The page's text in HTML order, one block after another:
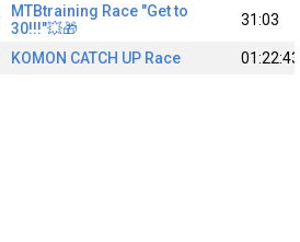
MTBtraining Race "Get to
30!!!"💥🎁
31:03
KOMON CATCH UP Race 01:22:43